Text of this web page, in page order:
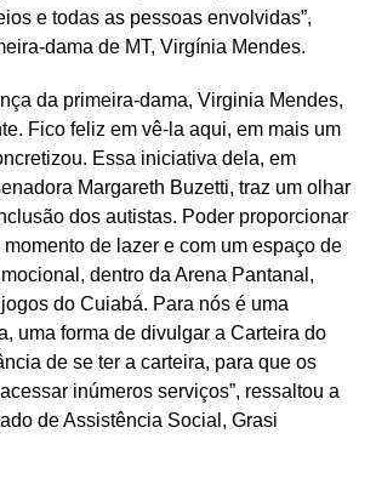
e todas as pessoas envolvidas”,
dama de MT, Virgínia Mendes.
da primeira-dama, Virginia Mendes,
Fico feliz em vê-la aqui, em mais um
Essa iniciativa dela, em
Margareth Buzetti, traz um olhar
dos autistas. Poder proporcionar
de lazer e com um espaço de
dentro da Arena Pantanal,
do Cuiabá. Para nós é uma
uma forma de divulgar a Carteira do
de se ter a carteira, para que os
inúmeros serviços”, ressaltou a
de Assistência Social, Grasi